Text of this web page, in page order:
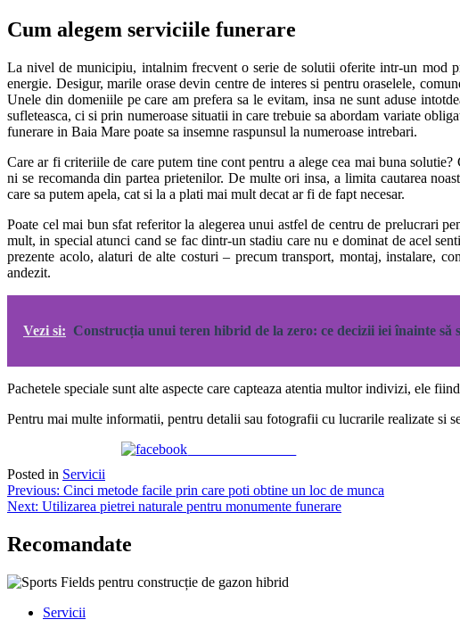
Cum alegem serviciile funerare
La nivel de municipiu, intalnim frecvent o serie de solutii oferite intr-un mod
energie. Desigur, marile orase devin centre de interes si pentru oraselele,
Unele din domeniile pe care am prefera sa le evitam, insa ne sunt aduse
sufleteasca, ci si prin numeroase situatii in care trebuie sa abordam variate
funerare in Baia Mare poate sa insemne raspunsul la numeroase intrebari.
Care ar fi criteriile de care putem tine cont pentru a alege cea mai buna
ni se recomanda din partea prietenilor. De multe ori insa, a limita cautarea
care sa putem apela, cat si la a plati mai mult decat ar fi de fapt necesar.
Poate cel mai bun sfat referitor la alegerea unui astfel de centru de prelucrari
mult, in special atunci cand se fac dintr-un stadiu care nu e dominat de acel
prezente acolo, alaturi de alte costuri – precum transport, montaj, instalare,
andezit.
Vezi si: Construcția unui teren hibrid de la zero: ce decizii iei înainte să
Pachetele speciale sunt alte aspecte care capteaza atentia multor indivizi, ele
Pentru mai multe informatii, pentru detalii sau fotografii cu lucrarile realizate si
Posted in Servicii
Navigare
în
articole
Previous: Cinci metode facile prin care poti obtine un loc de munca
Next: Utilizarea pietrei naturale pentru monumente funerare
Recomandate
Servicii